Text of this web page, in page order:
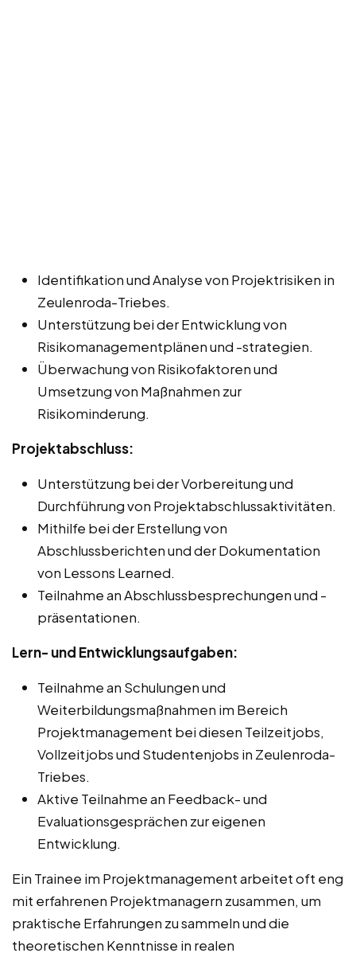
Identifikation und Analyse von Projektrisiken in
Zeulenroda-Triebes.
Unterstützung bei der Entwicklung von
Risikomanagementplänen und -strategien.
Überwachung von Risikofaktoren und
Umsetzung von Maßnahmen zur
Risikominderung.
Projektabschluss:
Unterstützung bei der Vorbereitung und
Durchführung von Projektabschlussaktivitäten.
Mithilfe bei der Erstellung von
Abschlussberichten und der Dokumentation
von Lessons Learned.
Teilnahme an Abschlussbesprechungen und -
präsentationen.
Lern- und Entwicklungsaufgaben:
Teilnahme an Schulungen und
Weiterbildungsmaßnahmen im Bereich
Projektmanagement bei diesen Teilzeitjobs,
Vollzeitjobs und Studentenjobs in Zeulenroda-
Triebes.
Aktive Teilnahme an Feedback- und
Evaluationsgesprächen zur eigenen
Entwicklung.
Ein Trainee im Projektmanagement arbeitet oft eng
mit erfahrenen Projektmanagern zusammen, um
praktische Erfahrungen zu sammeln und die
theoretischen Kenntnisse in realen